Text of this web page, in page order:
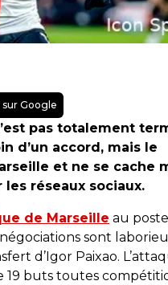
Google
pas totalement
d’un accord, mais le
et ne se cache
réseaux sociaux.
de Marseille au poste
sont
d’Igor Paixao.
19 buts toutes